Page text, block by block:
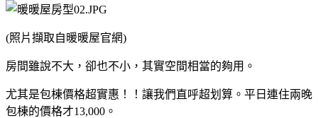
(照片擷取自暖暖屋官網)
房間雖說不大，卻也不小，其實空間相當的夠用。
尤其是包棟價格超實惠！！讓我們直呼超划算。平日連住兩晚
包棟的價格才13,000。